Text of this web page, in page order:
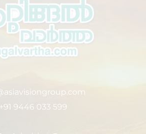
+91 9446 033 599